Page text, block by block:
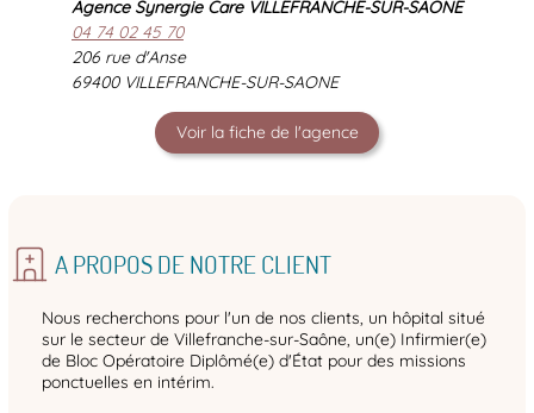
Agence Synergie Care VILLEFRANCHE-SUR-SAONE
04 74 02 45 70
206 rue d'Anse
69400 VILLEFRANCHE-SUR-SAONE
Voir la fiche de l'agence
A PROPOS DE NOTRE CLIENT
Nous recherchons pour l'un de nos clients, un hôpital situé
sur le secteur de Villefranche-sur-Saône, un(e) Infirmier(e)
de Bloc Opératoire Diplômé(e) d'État pour des missions
ponctuelles en intérim.